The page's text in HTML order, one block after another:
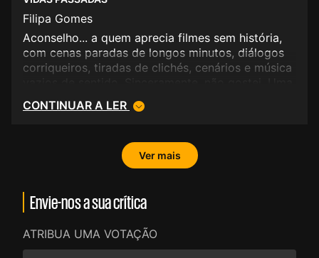
Magaro são magníficos actores. Um filme mesmo
muito bonito. (em
"oceuoinfernoeodesejo.blogspot.com")
Filipa Gomes
Aconselho... a quem aprecia filmes sem história,
com cenas paradas de longos minutos, diálogos
corriqueiros, tiradas de clichés, cenários e música
desilusão!
CONTINUAR A LER
Ver mais
Envie-nos a sua crítica
ATRIBUA UMA VOTAÇÃO